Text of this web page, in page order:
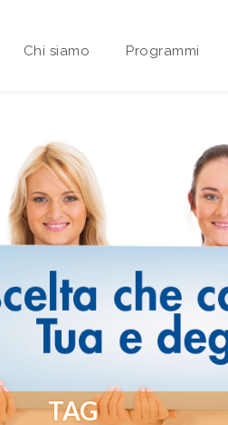
Chi siamo
Area riservata Sedi Territoriali
Programmi
TAG